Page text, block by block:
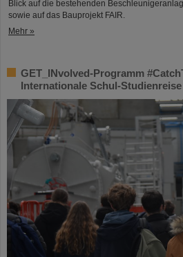
Blick auf die bestehenden
sowie auf das Bauprojekt FAIR.
Mehr »
GET_INvolved-Programm
Internationale Schul-